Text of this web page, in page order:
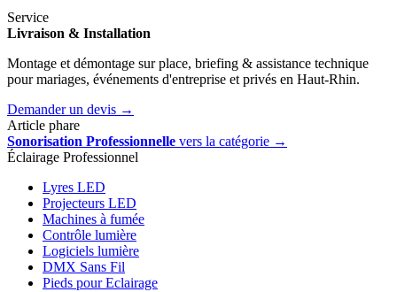
Service
Livraison & Installation
Montage et démontage sur place, briefing & assistance technique
pour mariages, événements d'entreprise et privés en Haut-Rhin.
Demander un devis →
Article phare
Sonorisation Professionnelle vers la catégorie →
Éclairage Professionnel
Lyres LED
Projecteurs LED
Machines à fumée
Contrôle lumière
Logiciels lumière
DMX Sans Fil
Pieds pour Eclairage